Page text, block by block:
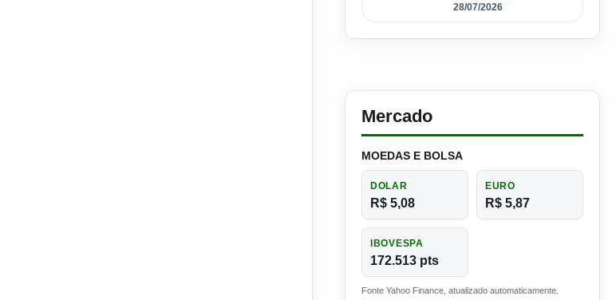
28/07/2026
Mercado
MOEDAS E BOLSA
DOLAR
R$ 5,08
EURO
R$ 5,87
IBOVESPA
172.513 pts
Fonte Yahoo Finance, atualizado automaticamente.